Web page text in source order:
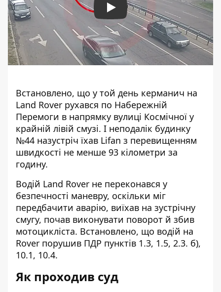
Play
Встановлено, що у той день керманич на
Land Rover рухався по Набережній
Перемоги в напрямку вулиці Космічної у
крайній лівій смузі. І неподалік будинку
№44 назустріч їхав Lifan з перевищенням
швидкості не менше 93 кілометри за
годину.
Водій Land Rover не переконався у
безпечності маневру, оскільки міг
передбачити аварію, виїхав на зустрічну
смугу, почав виконувати поворот й збив
мотоцикліста. Встановлено, що водій на
Rover порушив ПДР пунктів 1.3, 1.5, 2.3. б),
10.1, 10.4.
Як проходив суд